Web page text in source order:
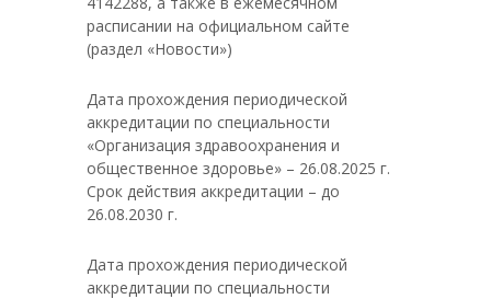
расписании на официальном сайте
(раздел «Новости»)
Дата прохождения периодической
аккредитации по специальности
«Организация здравоохранения и
общественное здоровье» – 26.08.2025 г.
Срок действия аккредитации – до
26.08.2030 г.
Дата прохождения периодической
аккредитации по специальности